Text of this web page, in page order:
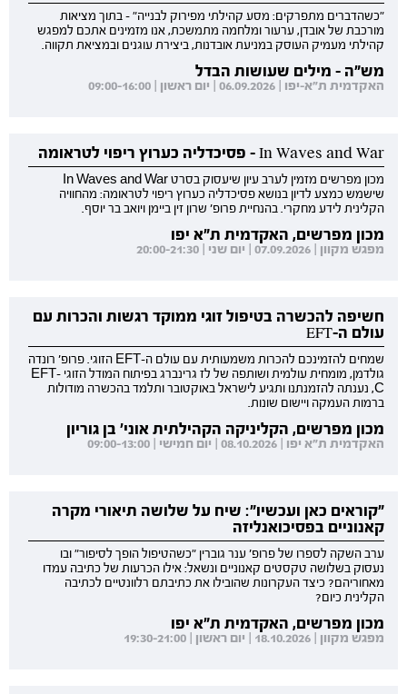
"כשהדברים מתפרקים: מסע קהילתי מפירוק לבנייה" - בתוך מציאות
מורכבת של אובדן, ערעור ומלחמה מתמשכת, אנו מזמינים אתכם למפגש
קהילתי מעמיק העוסק במניעת אובדנות, ביצירת עוגנים ובמציאת תקווה.
מש"ה - מילים שעושות הבדל
האקדמית ת"א-יפו | 06.09.2026 | יום ראשון | 09:00-16:00
In Waves and War - פסיכדליה כערוץ ריפוי לטראומה
מכון מפרשים מזמין לערב עיון שיעסוק בסרט In Waves and War
שישמש כמצע לדיון בנושא פסיכדליה כערוץ ריפוי לטראומה: מהחוויה
הקלינית לידע מחקרי. בהנחיית פרופ' שרון זין ביימן ויואב בר יוסף.
מכון מפרשים, האקדמית ת"א יפו
מפגש מקוון | 07.09.2026 | יום שני | 20:00-21:30
חשיפה להכשרה בטיפול זוגי ממוקד רגשות והכרות עם
עולם ה-EFT
שמחים להזמינכם להכרות משמעותית עם עולם ה-EFT הזוגי. פרופ' רונדה
גולדמן, מומחית עולמית ושותפה של לז גרינברג בפיתוח המודל הזוגי EFT-
C, נענתה להזמנתנו ותגיע לישראל באוקטובר ותלמד בהכשרה מודולות
ברמות העמקה ויישום שונות.
מכון מפרשים, הקליניקה הקהילתית אוני' בן גוריון
האקדמית ת"א יפו | 08.10.2026 | יום חמישי | 09:00-13:00
"קוראים כאן ועכשיו": שיח על שלושה תיאורי מקרה
קאנוניים בפסיכואנליזה
ערב השקה לספרו של פרופ' ענר גוברין "כשהטיפול הופך לסיפור" ובו
נעסוק בשלושה טקסטים קאנוניים ונשאל: אילו הכרעות של כתיבה עמדו
מאחוריהם? כיצד העקרונות שהובילו את כתיבתם רלוונטיים לכתיבה
הקלינית כיום?
מכון מפרשים, האקדמית ת"א יפו
מפגש מקוון | 18.10.2026 | יום ראשון | 19:30-21:00